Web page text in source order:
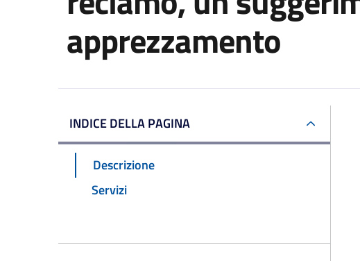
apprezzamento
INDICE DELLA PAGINA
Descrizione
Servizi